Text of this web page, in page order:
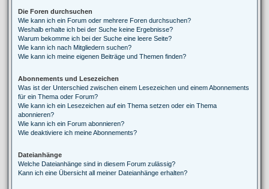
Die Foren durchsuchen
Wie kann ich ein Forum oder mehrere Foren durchsuchen?
Weshalb erhalte ich bei der Suche keine Ergebnisse?
Warum bekomme ich bei der Suche eine leere Seite?
Wie kann ich nach Mitgliedern suchen?
Wie kann ich meine eigenen Beiträge und Themen finden?
Abonnements und Lesezeichen
Was ist der Unterschied zwischen einem Lesezeichen und einem Abonnements
für ein Thema oder Forum?
Wie kann ich ein Lesezeichen auf ein Thema setzen oder ein Thema
abonnieren?
Wie kann ich ein Forum abonnieren?
Wie deaktiviere ich meine Abonnements?
Dateianhänge
Welche Dateianhänge sind in diesem Forum zulässig?
Kann ich eine Übersicht all meiner Dateianhänge erhalten?